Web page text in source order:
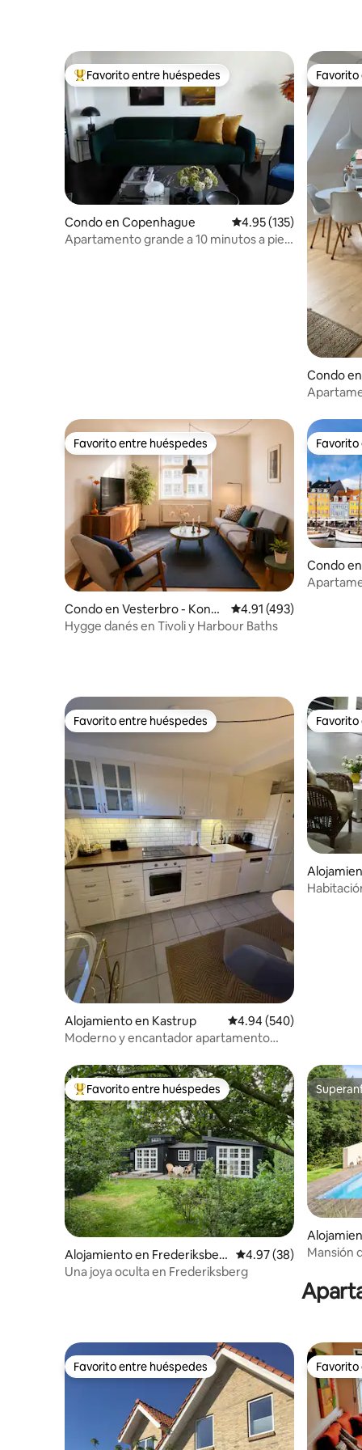
Favorito entre huéspedes preferido
Favorito entre huéspedes
Condo en Copenhague Calificación promedio:
4.95 (135)
Apartamento grande a 10 minutos a pie
Condo
Favorito entre huéspedes
Favorito entre huéspedes
Condo en Vesterbro - Kong
ens Enghave
Calificación promedio:
4.91 (493)
Hygge danés en Tivoli y Harbour Baths
Condo
Favorito entre huéspedes
Favorito entre huéspedes
Alojamiento en Kastrup Calificación promedio:
4.94 (540)
Moderno y encantador apartamento
Favorito entre huéspedes preferido
Favorito entre huéspedes
Alojamiento en Frederiksber
g
Calificación
4.97 (38)
Una joya oculta en Frederiksberg
Mansión
Favorito entre huéspedes
Favorito entre huéspedes